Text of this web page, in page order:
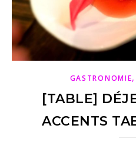
GASTRONOMIE
[TABLE]
ACCENTS